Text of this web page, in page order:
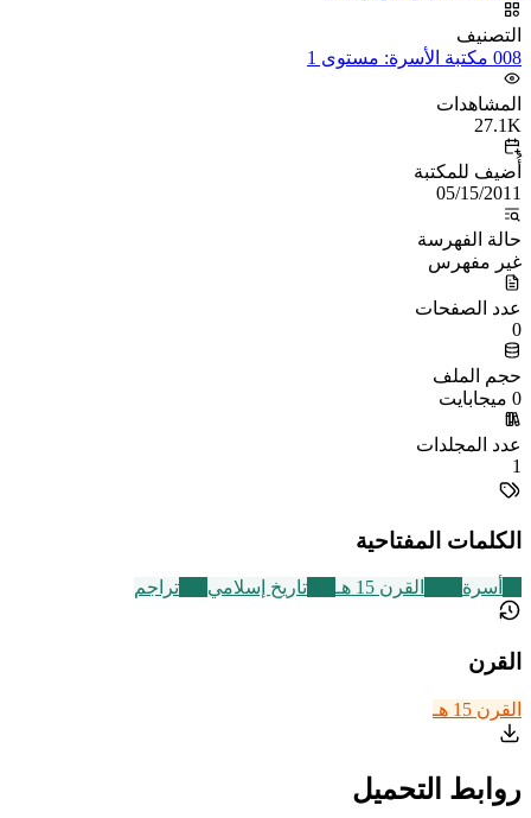
التصنيف
008 مكتبة الأسرة: مستوى 1
المشاهدات
27.1K
أُضيف للمكتبة
05/15/2011
حالة الفهرسة
غير مفهرس
عدد الصفحات
0
حجم الملف
0 ميجابايت
عدد المجلدات
1
الكلمات المفتاحية
أسرة القرن 15 هـ تاريخ إسلامي تراجم
القرن
القرن 15 هـ
روابط التحميل